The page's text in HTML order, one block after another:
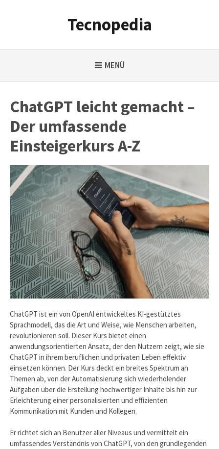
Tecnopedia
MENÜ
ChatGPT leicht gemacht –
Der umfassende
Einsteigerkurs A-Z
ChatGPT ist ein von OpenAI entwickeltes KI-gestütztes
Sprachmodell, das die Art und Weise, wie Menschen arbeiten,
revolutionieren soll. Dieser Kurs bietet einen
anwendungsorientierten Ansatz, der den Nutzern zeigt, wie sie
ChatGPT in ihrem beruflichen und privaten Leben effektiv
einsetzen können. Der Kurs deckt ein breites Spektrum an
Themen ab, von der Automatisierung sich wiederholender
Aufgaben über die Erstellung hochwertiger Inhalte bis hin zur
Erleichterung einer personalisierten und effizienten
Kommunikation mit Kunden und Kollegen.
Er richtet sich an Benutzer aller Niveaus und vermittelt ein
umfassendes Verständnis von ChatGPT, von den grundlegenden